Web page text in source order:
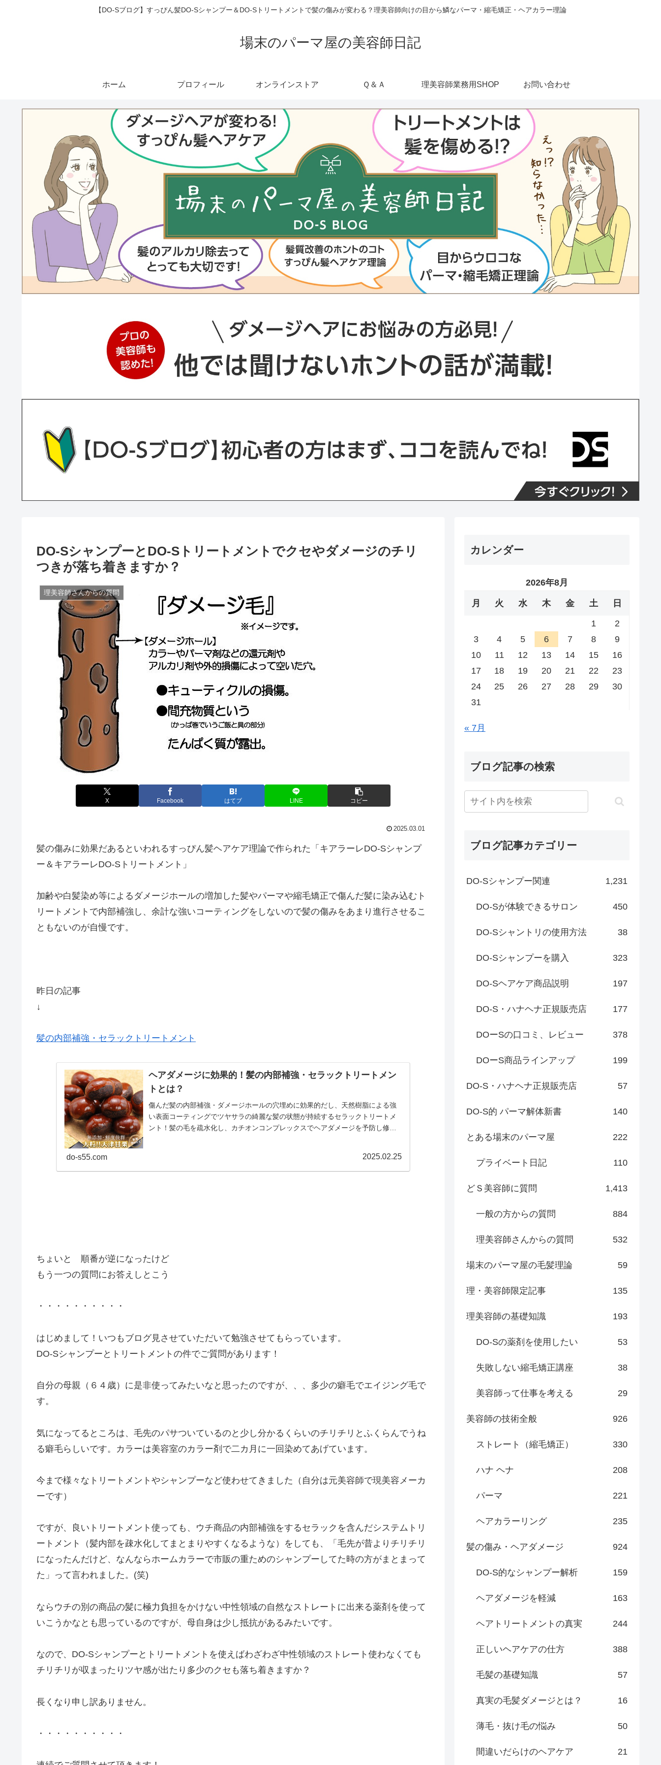
【DO-Sブログ】すっぴん髪DO-Sシャンプー＆DO-Sトリートメントで髪の傷みが変わる？理美容師向けの目から鱗なパーマ・縮毛矯正・ヘアカラー理論
場末のパーマ屋の美容師日記
ホーム プロフィール オンラインストア Ｑ＆Ａ 理美容師業務用SHOP お問い合わせ
DO-SシャンプーとDO-Sトリートメントでクセやダメージのチリ
つきが落ち着きますか？
理美容師さんからの質問
X Facebook はてブ LINE コピー
2025.03.01
髪の傷みに効果だあるといわれるすっぴん髪ヘアケア理論で作られた「キアラーレDO-Sシャンプ
ー＆キアラーレDO-Sトリートメント」
加齢や白髪染め等によるダメージホールの増加した髪やパーマや縮毛矯正で傷んだ髪に染み込むト
リートメントで内部補強し、余計な強いコーティングをしないので髪の傷みをあまり進行させるこ
ともないのが自慢です。
昨日の記事
↓
髪の内部補強・セラックトリートメント
ヘアダメージに効果的！髪の内部補強・セラックトリートメン
トとは？
傷んだ髪の内部補強・ダメージホールの穴埋めに効果的だし、天然樹脂による強
い表面コーティングでツヤサラの綺麗な髪の状態が持続するセラックトリートメ
ント！髪の毛を疏水化し、カチオンコンプレックスでヘアダメージを予防し修復
do-s55.com 2025.02.25
ちょいと 順番が逆になったけど
もう一つの質問にお答えしとこう
・・・・・・・・・・
はじめまして！いつもブログ見させていただいて勉強させてもらっています。
DO-Sシャンプーとトリートメントの件でご質問があります！
自分の母親（６４歳）に是非使ってみたいなと思ったのですが、、、多少の癖毛でエイジング毛で
す。
気になってるところは、毛先のパサついているのと少し分かるくらいのチリチリとふくらんでうね
る癖毛らしいです。カラーは美容室のカラー剤で二カ月に一回染めてあげています。
今まで様々なトリートメントやシャンプーなど使わせてきました（自分は元美容師で現美容メーカ
ーです）
ですが、良いトリートメント使っても、ウチ商品の内部補強をするセラックを含んだシステムトリ
ートメント（髪内部を疎水化してまとまりやすくなるような）をしても、「毛先が昔よりチリチリ
になったんだけど、なんならホームカラーで市販の重ためのシャンプーしてた時の方がまとまって
た」って言われました。(笑)
ならウチの別の商品の髪に極力負担をかけない中性領域の自然なストレートに出来る薬剤を使って
いこうかなとも思っているのですが、母自身は少し抵抗があるみたいです。
なので、DO-Sシャンプーとトリートメントを使えばわざわざ中性領域のストレート使わなくても
チリチリが収まったりツヤ感が出たり多少のクセも落ち着きますか？
長くなり申し訳ありません。
・・・・・・・・・・
カレンダー
2026年8月
月 火 水 木 金 土 日
1
2
3
4 5 6 7 8
9
10
11 12 13 14 15
16
17
18 19 20 21 22
23
24
25 26 27 28 29
30
31
« 7月
ブログ記事の検索
ブログ記事カテゴリー
DO-Sシャンプー関連 1,231
DO-Sが体験できるサロン 450
DO-Sシャントリの使用方法 38
DO-Sシャンプーを購入 323
DO-Sヘアケア商品説明 197
DO-S・ハナヘナ正規販売店 177
DOーSの口コミ、レビュー 378
DOーS商品ラインアップ 199
DO-S・ハナヘナ正規販売店 57
DO-S的 パーマ解体新書 140
とある場末のパーマ屋 222
プライベート日記 110
どＳ美容師に質問 1,413
一般の方からの質問 884
理美容師さんからの質問 532
場末のパーマ屋の毛髪理論 59
理・美容師限定記事 135
理美容師の基礎知識 193
DO-Sの薬剤を使用したい 53
失敗しない縮毛矯正講座 38
美容師って仕事を考える 29
美容師の技術全般 926
ストレート（縮毛矯正） 330
ハナ ヘナ 208
パーマ 221
ヘアカラーリング 235
髪の傷み・ヘアダメージ 924
DO-S的なシャンプー解析 159
ヘアダメージを軽減 163
ヘアトリートメントの真実 244
正しいヘアケアの仕方 388
毛髪の基礎知識 57
真実の毛髪ダメージとは？ 16
薄毛・抜け毛の悩み 50
間違いだらけのヘアケア 21